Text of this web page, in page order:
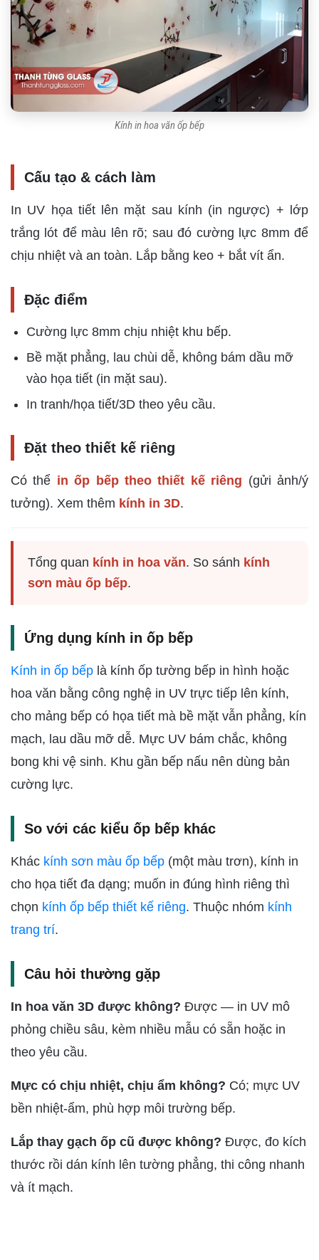
Kính in hoa văn ốp bếp
Cấu tạo & cách làm
In UV họa tiết lên mặt sau kính (in ngược) + lớp
trắng lót để màu lên rõ; sau đó cường lực 8mm để
chịu nhiệt và an toàn. Lắp bằng keo + bắt vít ẩn.
Đặc điểm
Cường lực 8mm chịu nhiệt khu bếp.
Bề mặt phẳng, lau chùi dễ, không bám dầu mỡ
vào họa tiết (in mặt sau).
In tranh/họa tiết/3D theo yêu cầu.
Đặt theo thiết kế riêng
Có thể in ốp bếp theo thiết kế riêng (gửi ảnh/ý
tưởng). Xem thêm kính in 3D.
Tổng quan kính in hoa văn. So sánh kính
sơn màu ốp bếp.
Ứng dụng kính in ốp bếp
Kính in ốp bếp là kính ốp tường bếp in hình hoặc
hoa văn bằng công nghệ in UV trực tiếp lên kính,
cho mảng bếp có họa tiết mà bề mặt vẫn phẳng, kín
mạch, lau dầu mỡ dễ. Mực UV bám chắc, không
bong khi vệ sinh. Khu gần bếp nấu nên dùng bản
cường lực.
So với các kiểu ốp bếp khác
Khác kính sơn màu ốp bếp (một màu trơn), kính in
cho họa tiết đa dạng; muốn in đúng hình riêng thì
chọn kính ốp bếp thiết kế riêng. Thuộc nhóm kính
trang trí.
Câu hỏi thường gặp
In hoa văn 3D được không? Được — in UV mô
phỏng chiều sâu, kèm nhiều mẫu có sẵn hoặc in
theo yêu cầu.
Mực có chịu nhiệt, chịu ẩm không? Có; mực UV
bền nhiệt-ẩm, phù hợp môi trường bếp.
Lắp thay gạch ốp cũ được không? Được, đo kích
thước rồi dán kính lên tường phẳng, thi công nhanh
và ít mạch.